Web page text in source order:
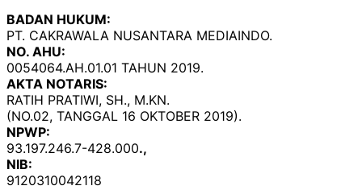
BADAN HUKUM:
PT. CAKRAWALA NUSANTARA MEDIAINDO.
NO. AHU:
0054064.AH.01.01 TAHUN 2019.
AKTA NOTARIS:
RATIH PRATIWI, SH., M.KN.
(NO.02, TANGGAL 16 OKTOBER 2019).
NPWP:
93.197.246.7-428.000.,
NIB:
9120310042118